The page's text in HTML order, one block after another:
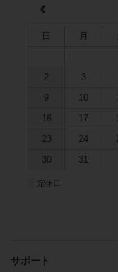
日 月
2
3
9
10
16
17
23
24
30
31
定休日
サポート